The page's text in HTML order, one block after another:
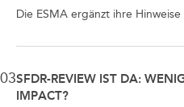
Die ESMA ergänzt ihre Hinweise
03SFDR-REVIEW IST DA:
IMPACT?